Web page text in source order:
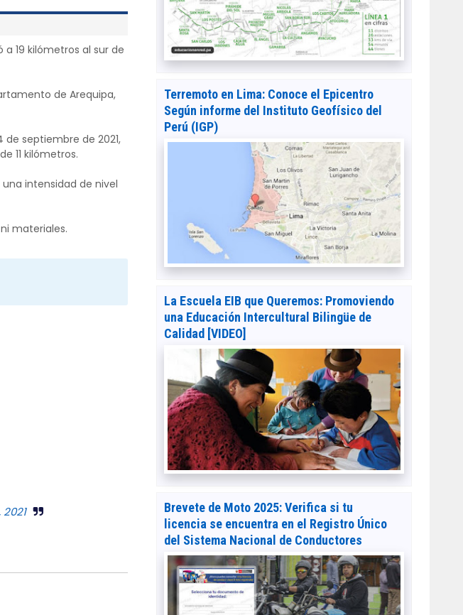
a 19 kilómetros al sur de
de Arequipa,
septiembre de 2021,
11 kilómetros.
intensidad de nivel
materiales.
Terremoto en Lima: Conoce el Epicentro
Según informe del Instituto Geofísico del
Perú (IGP)
La Escuela EIB que Queremos: Promoviendo
una Educación Intercultural Bilingüe de
Calidad [VIDEO]
Brevete de Moto 2025: Verifica si tu
licencia se encuentra en el Registro Único
del Sistema Nacional de Conductores